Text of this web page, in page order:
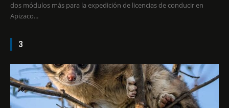
dos módulos más para la expedición de licencias de conducir en
Apizaco...
3